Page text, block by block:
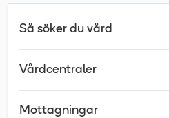
Så söker du vård
Vårdcentraler
Mottagningar